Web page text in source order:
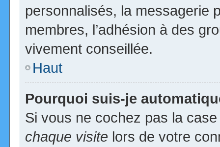
personnalisés, la messagerie
membres, l’adhésion à des
vivement conseillée.
Haut
Pourquoi suis-je
Si vous ne cochez pas la
chaque visite lors de votre